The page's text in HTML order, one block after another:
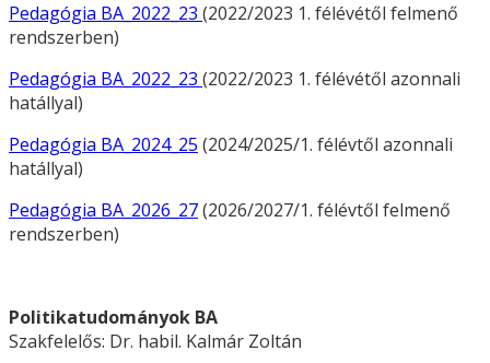
Pedagógia BA_2022_23 (2022/2023 1. félévétől felmenő
rendszerben)
Pedagógia BA_2022_23 (2022/2023 1. félévétől azonnali
hatállyal)
Pedagógia BA_2024_25 (2024/2025/1. félévtől azonnali
hatállyal)
Pedagógia BA_2026_27(2026/2027/1. félévtől felmenő
rendszerben)
Politikatudományok BA
Szakfelelős: Dr. habil. Kalmár Zoltán